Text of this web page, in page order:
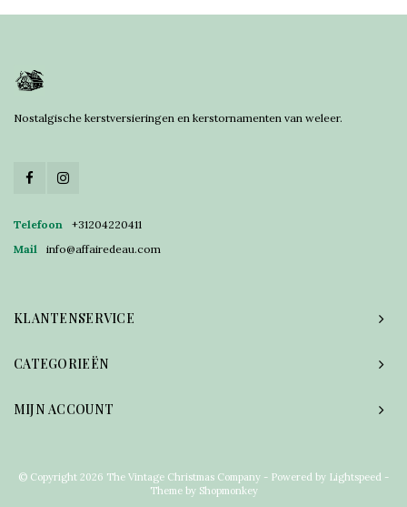
Nostalgische kerstversieringen en kerstornamenten van weleer.
Telefoon
+31204220411
Mail
info@affairedeau.com
KLANTENSERVICE
CATEGORIEËN
MIJN ACCOUNT
© Copyright 2026 The Vintage Christmas Company - Powered by Lightspeed -
Theme by Shopmonkey